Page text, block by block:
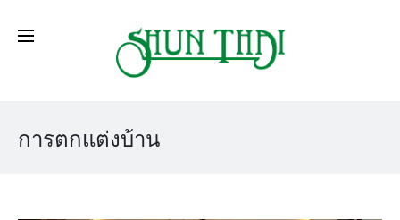
การตกแต่งบ้าน